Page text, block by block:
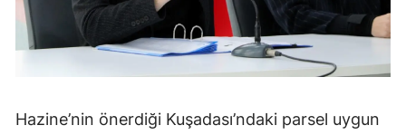
Hazine’nin önerdiği Kuşadası’ndaki parsel uygun